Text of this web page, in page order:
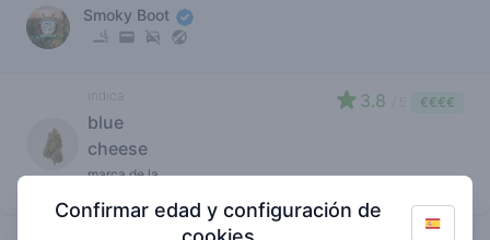
Smoky Boot
indica
blue
cheese
marca de la
3.8 €€€€
Confirmar edad y configuración de